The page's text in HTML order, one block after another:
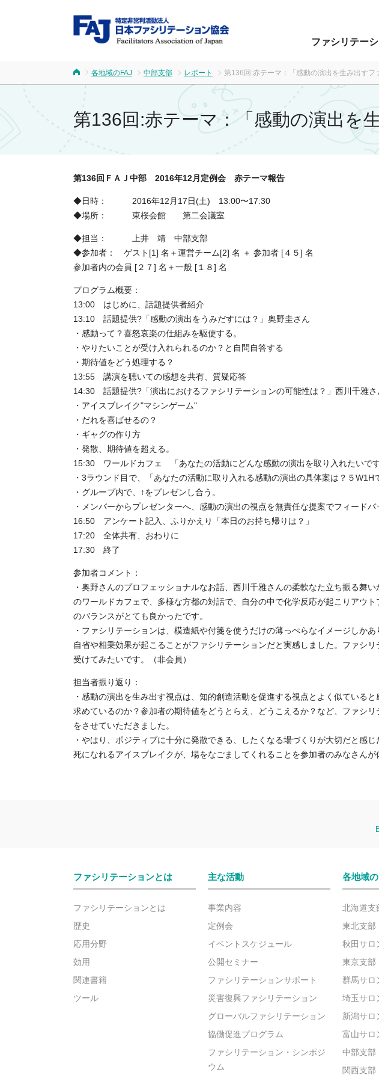
FAJ：特定非営
ファシリテー
各地域のFAJ 中部支部 レポート 第136回:赤テーマ：「感動の演出を生み出すフ
第136回:赤テーマ：「感動の演出を
第136回ＦＡＪ中部 2016年12月定例会 赤テーマ報告
◆日時： 2016年12月17日(土) 13:00〜17:30
◆場所： 東桜会館 第二会議室
◆担当： 上井 靖 中部支部
◆参加者： ゲスト[1] 名＋運営チーム[2] 名 ＋ 参加者 [４５] 名
参加者内の会員 [２７] 名＋一般 [１８] 名
プログラム概要：
13:00 はじめに、話題提供者紹介
13:10 話題提供?「感動の演出をうみだすには？」奥野圭さん
・感動って？喜怒哀楽の仕組みを駆使する。
・やりたいことが受け入れられるのか？と自問自答する
・期待値をどう処理する？
13:55 講演を聴いての感想を共有、質疑応答
14:30 話題提供?「演出におけるファシリテーションの可能性は？」西川千雅さ
・アイスブレイク"マシンゲーム"
・だれを喜ばせるの？
・ギャグの作り方
・発散、期待値を超える。
15:30 ワールドカフェ 「あなたの活動にどんな感動の演出を取り入れたいです
・3ラウンド目で、「あなたの活動に取り入れる感動の演出の具体案は？５W1H
・グループ内で、↑をプレゼンし合う。
・メンバーからプレゼンターへ、感動の演出の視点を無責任な提案でフィードバ
16:50 アンケート記入、ふりかえり「本日のお持ち帰りは？」
17:20 全体共有、おわりに
17:30 終了
参加者コメント：
・奥野さんのプロフェッショナルなお話、西川千雅さんの柔軟なた立ち振る舞
のワールドカフェで、多様な方都の対話で、自分の中で化学反応が起こりアウ
のバランスがとても良かったです。
・ファシリテーションは、模造紙や付箋を使うだけの薄っぺらなイメージしか
自省や相乗効果が起こることがファシリテーションだと実感しました。ファシ
受けてみたいです。（非会員）
担当者振り返り：
・感動の演出を生み出す視点は、知的創造活動を促進する視点とよく似ている
求めているのか？参加者の期待値をどうとらえ、どうこえるか？など、ファシ
をさせていただきました。
・やはり、ポジティブに十分に発散できる、したくなる場づくりが大切だと感
死になれるアイスブレイクが、場をなごましてくれることを参加者のみなさんが
ファシリテーションとは
ファシリテーションとは
歴史
応用分野
効用
関連書籍
ツール
主な活動
事業内容
定例会
イベントスケジュール
公開セミナー
ファシリテーションサポート
災害復興ファシリテーション
グローバルファシリテーション
協働促進プログラム
ファシリテーション・シンポジ
ウム
各地域
北海道支
東北支部
秋田サロ
東京支部
群馬サロ
埼玉サロ
新潟サロ
富山サロ
中部支部
関西支部